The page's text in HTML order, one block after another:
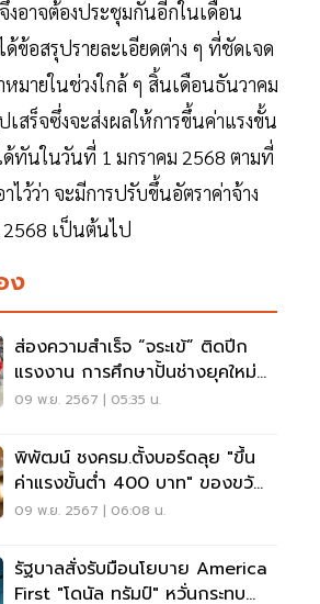
งอาจต้องประชุมกันอีกในเดือน
ข้อสรุปรายละเอียดต่าง ๆ ที่ชัดเจด
มายในช่วงใกล้ ๆ สิ้นเดือนธันวาคม
เสร็จซึ่งจะส่งผลให้การขึ้นค่าแรงขั้น
ทันในวันที่ 1 มกราคม 2568 ตามที่
ไว้ว่า จะมีการปรับขึ้นอัตราค่าจ้าง
เป็นต้นไป
ง
ส่องความสำเร็จ “จระเข้” ติดปีก
แรงงาน การศึกษาปั้นช่างยุคใหม่
ฝีมือระดับโลก
09 พ.ย. 2567 | 05:35 น.
พิพัฒน์ ชงครม.ตั้งบอร์ดลุย "ขึ้น
ค่าแรงขั้นต่ำ 400 บาท" ของขวัญ
ปีใหม่ 2568
09 พ.ย. 2567 | 06:08 น.
รัฐบาลสั่งรับมือนโยบาย America
First "โดนัล ทรัมป์" หวั่นกระทบ